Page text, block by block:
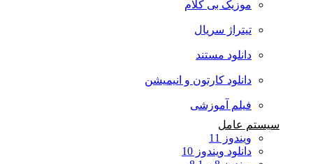
موزیک بی کلام
تیتراژ سریال
دانلود مستند
دانلود کارتون و انیمیشن
فیلم آموزشی
سیستم عامل
ویندوز 11
دانلود ویندوز 10